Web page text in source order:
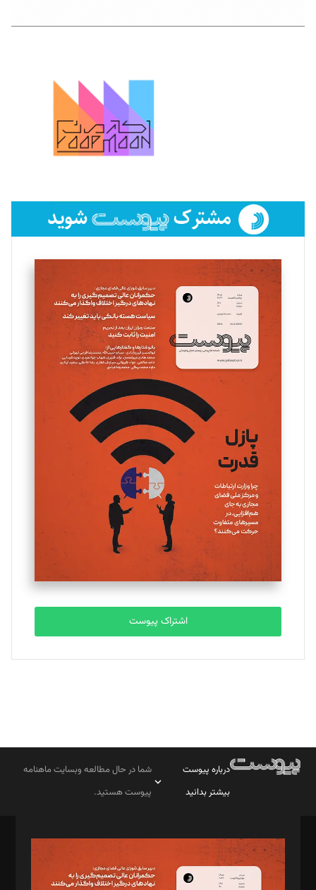
اشتراک پیوست
درباره پیوست
بیشتر بدانید
شما در حال مطالعه وبسایت ماهنامه
پیوست هستید.
مدیر مسئول: محمدباقر اثنی‌عشری
سردبیر: مهرک محمودی
دبیر تحریریه: میثم قاسمی